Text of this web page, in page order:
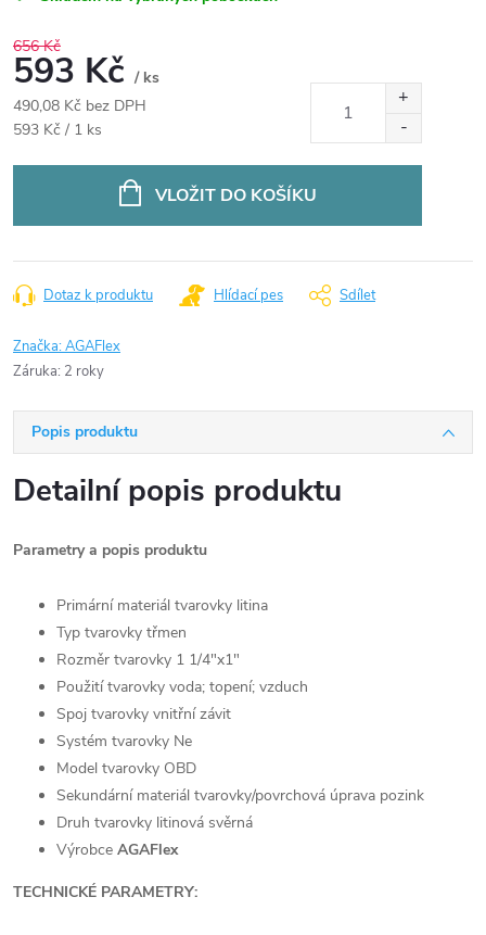
656 Kč
593 Kč / ks
490,08 Kč bez DPH
Měrná
593 Kč / 1 ks
VLOŽIT DO KOŠÍKU
Dotaz k produktu Hlídací pes Sdílet
Značka:AGAFlex
Záruka: 2 roky
Popis produktu
Detailní popis produktu
Parametry a popis produktu
Primární materiál tvarovky litina
Typ tvarovky třmen
Rozměr tvarovky 1 1/4"x1"
Použití tvarovky voda; topení; vzduch
Spoj tvarovky vnitřní závit
Systém tvarovky Ne
Model tvarovky OBD
Sekundární materiál tvarovky/povrchová úprava pozink
Druh tvarovky litinová svěrná
Výrobce AGAFlex
TECHNICKÉ PARAMETRY: